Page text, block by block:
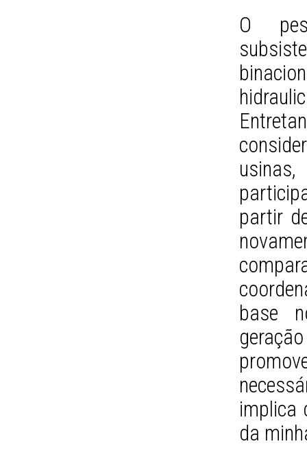
O
partir
base
implica
da